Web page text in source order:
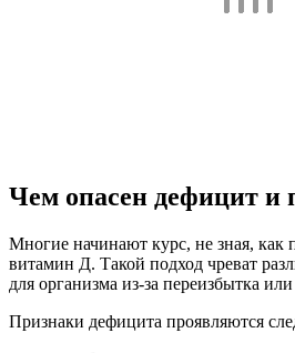
Чем опасен дефицит и
Многие начинают курс, не зная, как
витамин Д. Такой подход чреват
для организма из-за переизбытка
Признаки дефицита проявляются